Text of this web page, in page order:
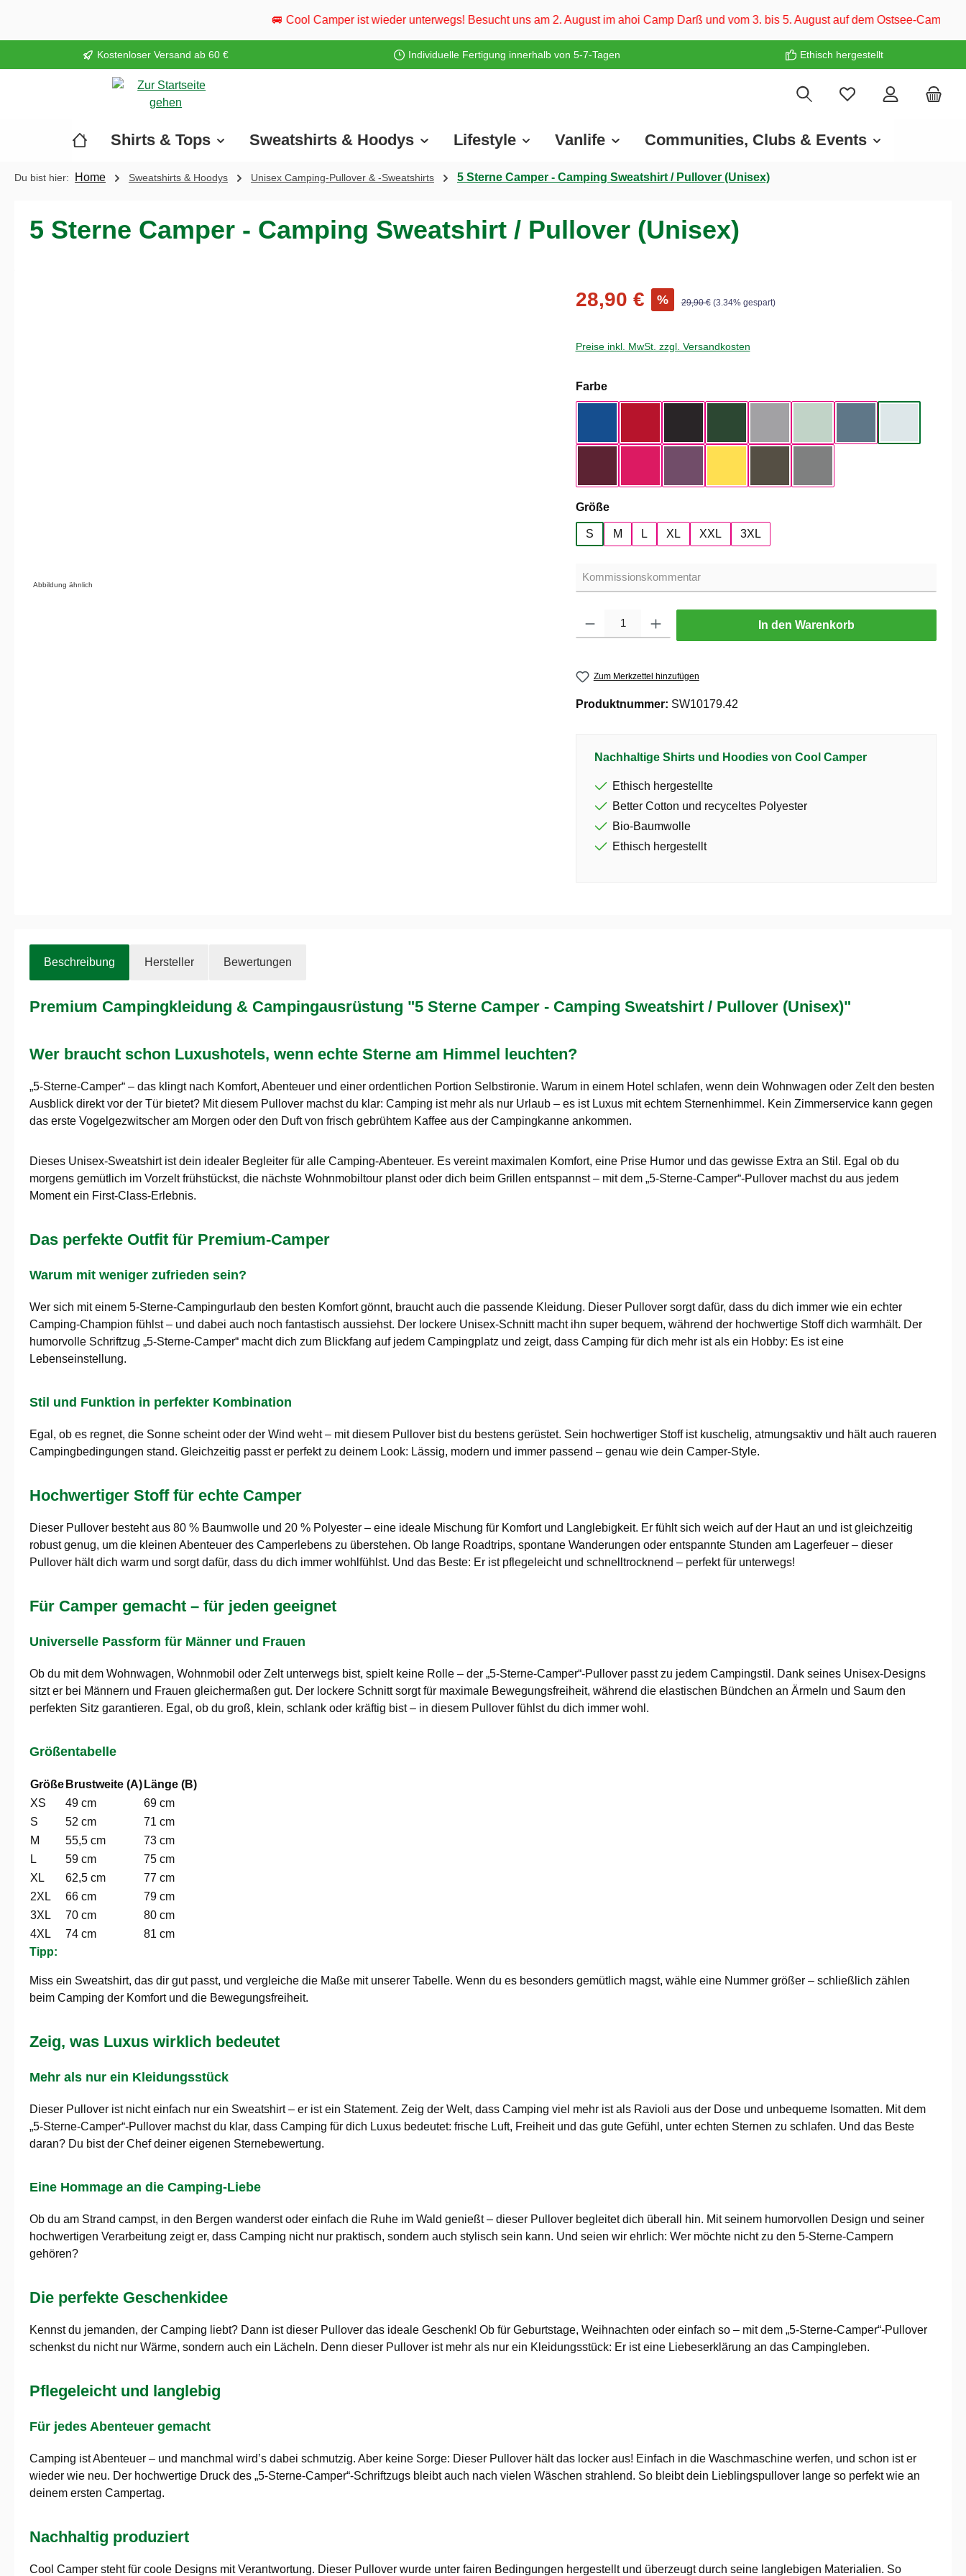
🚐 Cool Camper ist wieder unterwegs! Besucht uns am 2. August im ahoi Camp Darß und vom 3. bis 5. August auf dem Ostsee-Campingplatz Familie
Kostenloser Versand ab 60 € Individuelle Fertigung innerhalb von 5-7-Tagen Ethisch hergestellt
Shirts & Tops Sweatshirts & Hoodys Lifestyle Vanlife Communities, Clubs & Events
Du bist hier: Home Sweatshirts & Hoodys Unisex Camping-Pullover & -Sweatshirts 5 Sterne Camper - Camping Sweatshirt / Pullover (Unisex)
5 Sterne Camper - Camping Sweatshirt / Pullover (Unisex)
Abbildung ähnlich
28,90 € % 29,90 € (3.34% gespart)
Preise inkl. MwSt. zzgl. Versandkosten
Farbeauswählen
Größeauswählen
S M L XL XXL 3XL
In den Warenkorb
Zum Merkzettel hinzufügen
Produktnummer: SW10179.42
Nachhaltige Shirts und Hoodies von Cool Camper
Ethisch hergestellte
Better Cotton und recyceltes Polyester
Bio-Baumwolle
Ethisch hergestellt
Beschreibung Hersteller Bewertungen
Premium Campingkleidung & Campingausrüstung "5 Sterne Camper - Camping Sweatshirt / Pullover (Unisex)"
Wer braucht schon Luxushotels, wenn echte Sterne am Himmel leuchten?
„5-Sterne-Camper“ – das klingt nach Komfort, Abenteuer und einer ordentlichen Portion Selbstironie. Warum in einem Hotel schlafen, wenn dein Wohnwagen oder Zelt den besten
Ausblick direkt vor der Tür bietet? Mit diesem Pullover machst du klar: Camping ist mehr als nur Urlaub – es ist Luxus mit echtem Sternenhimmel. Kein Zimmerservice kann gegen
das erste Vogelgezwitscher am Morgen oder den Duft von frisch gebrühtem Kaffee aus der Campingkanne ankommen.
Dieses Unisex-Sweatshirt ist dein idealer Begleiter für alle Camping-Abenteuer. Es vereint maximalen Komfort, eine Prise Humor und das gewisse Extra an Stil. Egal ob du
morgens gemütlich im Vorzelt frühstückst, die nächste Wohnmobiltour planst oder dich beim Grillen entspannst – mit dem „5-Sterne-Camper“-Pullover machst du aus jedem
Moment ein First-Class-Erlebnis.
Das perfekte Outfit für Premium-Camper
Warum mit weniger zufrieden sein?
Wer sich mit einem 5-Sterne-Campingurlaub den besten Komfort gönnt, braucht auch die passende Kleidung. Dieser Pullover sorgt dafür, dass du dich immer wie ein echter
Camping-Champion fühlst – und dabei auch noch fantastisch aussiehst. Der lockere Unisex-Schnitt macht ihn super bequem, während der hochwertige Stoff dich warmhält. Der
humorvolle Schriftzug „5-Sterne-Camper“ macht dich zum Blickfang auf jedem Campingplatz und zeigt, dass Camping für dich mehr ist als ein Hobby: Es ist eine
Lebenseinstellung.
Stil und Funktion in perfekter Kombination
Egal, ob es regnet, die Sonne scheint oder der Wind weht – mit diesem Pullover bist du bestens gerüstet. Sein hochwertiger Stoff ist kuschelig, atmungsaktiv und hält auch raueren
Campingbedingungen stand. Gleichzeitig passt er perfekt zu deinem Look: Lässig, modern und immer passend – genau wie dein Camper-Style.
Hochwertiger Stoff für echte Camper
Dieser Pullover besteht aus 80 % Baumwolle und 20 % Polyester – eine ideale Mischung für Komfort und Langlebigkeit. Er fühlt sich weich auf der Haut an und ist gleichzeitig
robust genug, um die kleinen Abenteuer des Camperlebens zu überstehen. Ob lange Roadtrips, spontane Wanderungen oder entspannte Stunden am Lagerfeuer – dieser
Pullover hält dich warm und sorgt dafür, dass du dich immer wohlfühlst. Und das Beste: Er ist pflegeleicht und schnelltrocknend – perfekt für unterwegs!
Für Camper gemacht – für jeden geeignet
Universelle Passform für Männer und Frauen
Ob du mit dem Wohnwagen, Wohnmobil oder Zelt unterwegs bist, spielt keine Rolle – der „5-Sterne-Camper“-Pullover passt zu jedem Campingstil. Dank seines Unisex-Designs
sitzt er bei Männern und Frauen gleichermaßen gut. Der lockere Schnitt sorgt für maximale Bewegungsfreiheit, während die elastischen Bündchen an Ärmeln und Saum den
perfekten Sitz garantieren. Egal, ob du groß, klein, schlank oder kräftig bist – in diesem Pullover fühlst du dich immer wohl.
Größentabelle
Größe Brustweite (A) Länge (B)
XS
49 cm
69 cm
S
52 cm
71 cm
M
55,5 cm
73 cm
L
59 cm
75 cm
XL
62,5 cm
77 cm
2XL
66 cm
79 cm
3XL
70 cm
80 cm
4XL
74 cm
81 cm
Tipp:
Miss ein Sweatshirt, das dir gut passt, und vergleiche die Maße mit unserer Tabelle. Wenn du es besonders gemütlich magst, wähle eine Nummer größer – schließlich zählen
beim Camping der Komfort und die Bewegungsfreiheit.
Zeig, was Luxus wirklich bedeutet
Mehr als nur ein Kleidungsstück
Dieser Pullover ist nicht einfach nur ein Sweatshirt – er ist ein Statement. Zeig der Welt, dass Camping viel mehr ist als Ravioli aus der Dose und unbequeme Isomatten. Mit dem
„5-Sterne-Camper“-Pullover machst du klar, dass Camping für dich Luxus bedeutet: frische Luft, Freiheit und das gute Gefühl, unter echten Sternen zu schlafen. Und das Beste
daran? Du bist der Chef deiner eigenen Sternebewertung.
Eine Hommage an die Camping-Liebe
Ob du am Strand campst, in den Bergen wanderst oder einfach die Ruhe im Wald genießt – dieser Pullover begleitet dich überall hin. Mit seinem humorvollen Design und seiner
hochwertigen Verarbeitung zeigt er, dass Camping nicht nur praktisch, sondern auch stylisch sein kann. Und seien wir ehrlich: Wer möchte nicht zu den 5-Sterne-Campern
gehören?
Die perfekte Geschenkidee
Kennst du jemanden, der Camping liebt? Dann ist dieser Pullover das ideale Geschenk! Ob für Geburtstage, Weihnachten oder einfach so – mit dem „5-Sterne-Camper“-Pullover
schenkst du nicht nur Wärme, sondern auch ein Lächeln. Denn dieser Pullover ist mehr als nur ein Kleidungsstück: Er ist eine Liebeserklärung an das Campingleben.
Pflegeleicht und langlebig
Für jedes Abenteuer gemacht
Camping ist Abenteuer – und manchmal wird’s dabei schmutzig. Aber keine Sorge: Dieser Pullover hält das locker aus! Einfach in die Waschmaschine werfen, und schon ist er
wieder wie neu. Der hochwertige Druck des „5-Sterne-Camper“-Schriftzugs bleibt auch nach vielen Wäschen strahlend. So bleibt dein Lieblingspullover lange so perfekt wie an
deinem ersten Campertag.
Nachhaltig produziert
Cool Camper steht für coole Designs mit Verantwortung. Dieser Pullover wurde unter fairen Bedingungen hergestellt und überzeugt durch seine langlebigen Materialien. So